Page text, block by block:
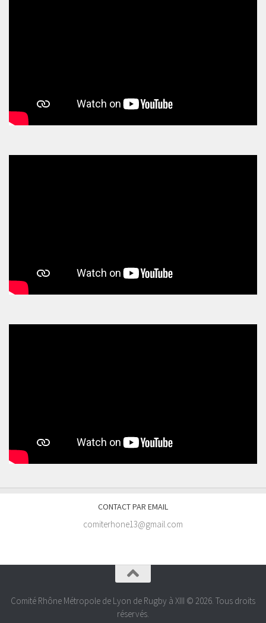
CONTACT PAR EMAIL
comiterhone13@gmail.com
Comité Rhône Métropole de Lyon de Rugby à XIII © 2026. Tous droits
réservés.